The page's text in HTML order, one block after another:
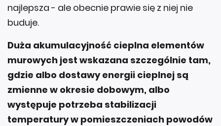
najlepsza - ale obecnie prawie się z niej nie
buduje.
Duża akumulacyjność cieplna elementów
murowych jest wskazana szczególnie tam,
gdzie albo dostawy energii cieplnej są
zmienne w okresie dobowym, albo
występuje potrzeba stabilizacji
temperatury w pomieszczeniach powodów